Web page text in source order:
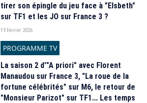
tirer son épingle du jeu face à "Elsbeth"
sur TF1 et les JO sur France 3 ?
19 février 2026
PROGRAMME TV
La saison 2 d'"A priori" avec Florent
Manaudou sur France 3, "La roue de la
fortune célébrités" sur M6, le retour de
"Monsieur Parizot" sur TF1... Les temps